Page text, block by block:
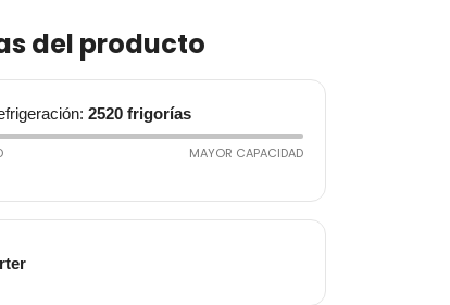
del producto
2520 frigorías
MAYOR CAPACIDAD